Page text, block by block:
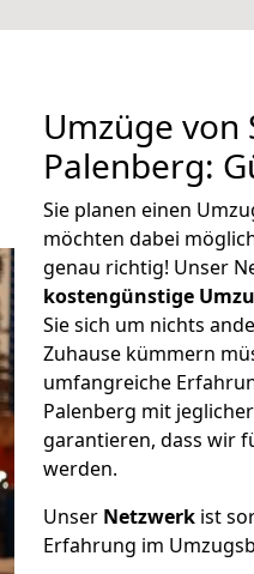
Umzüge von
Palenberg:
Sie planen einen
möchten dabei
genau richtig! Unser
kostengünstige
Sie sich um nichts
Zuhause kümmern
umfangreiche
Palenberg mit
garantieren, dass wir
werden.
Unser Netzwerk ist
Erfahrung im